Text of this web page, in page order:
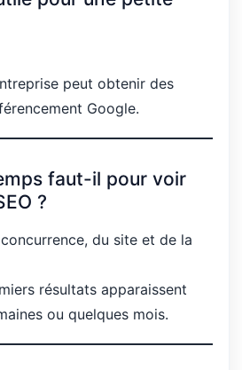
peut obtenir des
Google.
faut-il pour voir
?
du site et de la
résultats apparaissent
ou quelques mois.